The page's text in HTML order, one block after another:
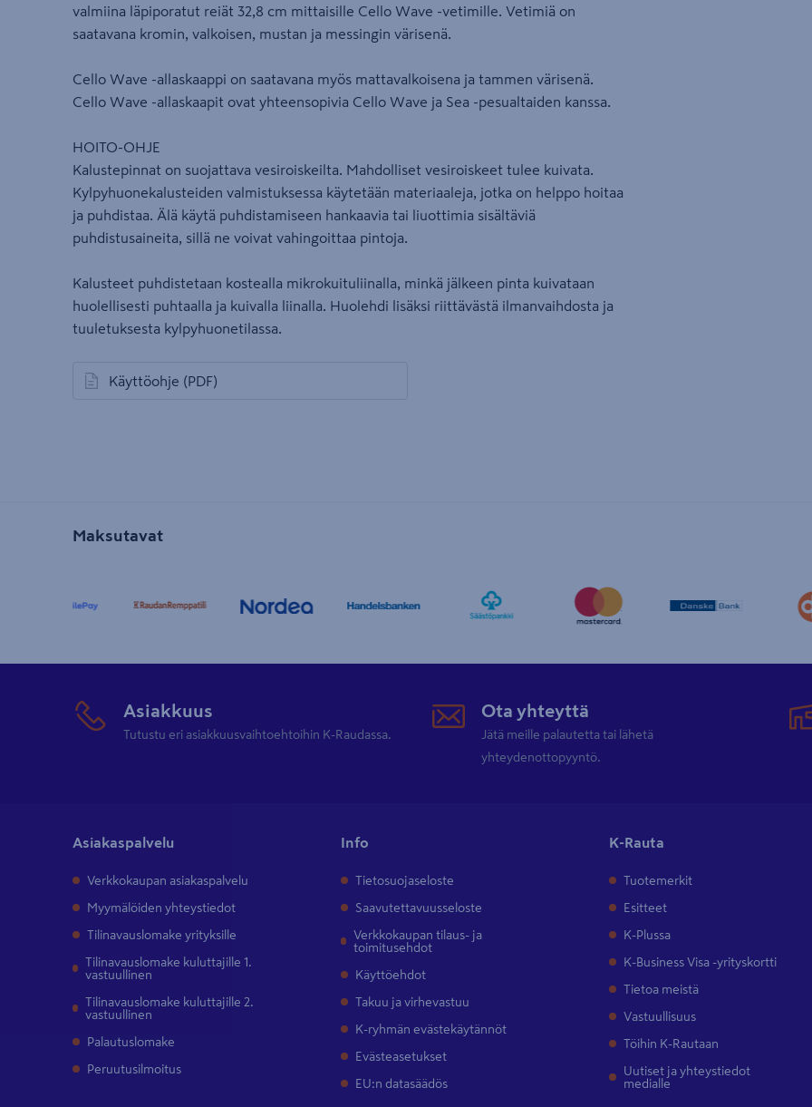
valmiina läpiporatut reiät 32,8 cm mittaisille Cello Wave -vetimille. Vetimiä on
saatavana kromin, valkoisen, mustan ja messingin värisenä.
Cello Wave -allaskaappi on saatavana myös mattavalkoisena ja tammen värisenä.
Cello Wave -allaskaapit ovat yhteensopivia Cello Wave ja Sea -pesualtaiden kanssa.
HOITO-OHJE
Kalustepinnat on suojattava vesiroiskeilta. Mahdolliset vesiroiskeet tulee kuivata.
Kylpyhuonekalusteiden valmistuksessa käytetään materiaaleja, jotka on helppo hoitaa
ja puhdistaa. Älä käytä puhdistamiseen hankaavia tai liuottimia sisältäviä
puhdistusaineita, sillä ne voivat vahingoittaa pintoja.
Kalusteet puhdistetaan kostealla mikrokuituliinalla, minkä jälkeen pinta kuivataan
huolellisesti puhtaalla ja kuivalla liinalla. Huolehdi lisäksi riittävästä ilmanvaihdosta ja
tuuletuksesta kylpyhuonetilassa.
Käyttöohje (PDF)
avautuu uuteen välilehteen
Maksutavat
Asiakkuus
Tutustu eri asiakkuusvaihtoehtoihin K-Raudassa.
Ota yhteyttä
Jätä meille palautetta tai lähetä
yhteydenottopyyntö.
Asiakaspalvelu
Verkkokaupan asiakaspalvelu
Myymälöiden yhteystiedot
Tilinavauslomake yrityksille
Tilinavauslomake kuluttajille 1.
vastuullinen
Tilinavauslomake kuluttajille 2.
vastuullinen
Palautuslomake
Peruutusilmoitus
Info
Tietosuojaseloste
Saavutettavuusseloste
Verkkokaupan tilaus- ja
toimitusehdot
Käyttöehdot
Takuu ja virhevastuu
K-ryhmän evästekäytännöt
Evästeasetukset
EU:n datasäädös
K-Rauta
Tuotemerkit
Esitteet
K-Plussa
K-Business Visa -yrityskortti
Tietoa meistä
Vastuullisuus
Töihin K-Rautaan
Uutiset ja yhteystiedot
medialle